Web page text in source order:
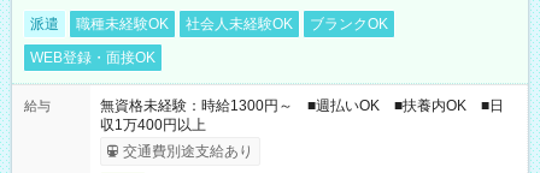
派遣 職種未経験OK 社会人未経験OK
ブランクOK
WEB登録・面接OK
給与
無資格未経験：時給1300円～ ■週払いOK ■扶養内OK ■日
収1万400円以上
交通費別途支給あり